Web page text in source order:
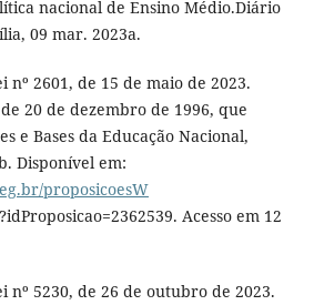
nacional de Ensino Médio.Diário
09 mar. 2023a.
nº 2601, de 15 de maio de 2023.
20 de dezembro de 1996, que
e Bases da Educação Nacional,
Disponível em:
proposicoesW
Acesso em 12
nº 5230, de 26 de outubro de 2023.